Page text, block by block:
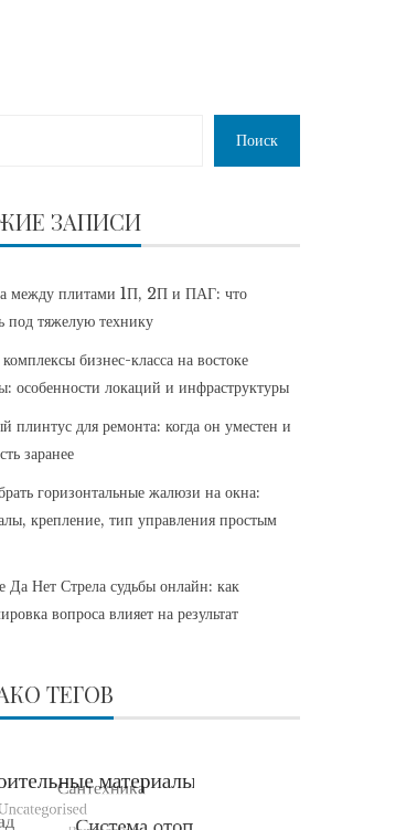
Поиск
ЗАПИСИ
между плитами 1П, 2П и ПАГ: что
под тяжелую технику
бизнес-класса на востоке
особенности локаций и инфраструктуры
плинтус для ремонта: когда он уместен и
заранее
горизонтальные жалюзи на окна:
крепление, тип управления простым
Да Нет Стрела судьбы онлайн: как
вопроса влияет на результат
ТЕГОВ